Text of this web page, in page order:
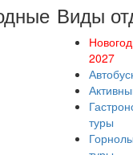
Виды
2027
туры